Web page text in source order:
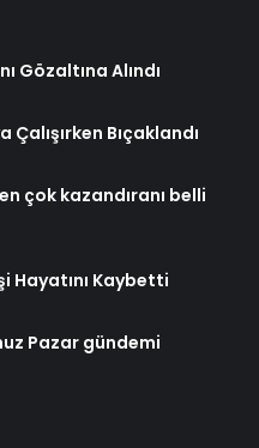
Gözaltına Alındı
Bıçaklandı
çok kazandıranı belli
Hayatını Kaybetti
Pazar gündemi